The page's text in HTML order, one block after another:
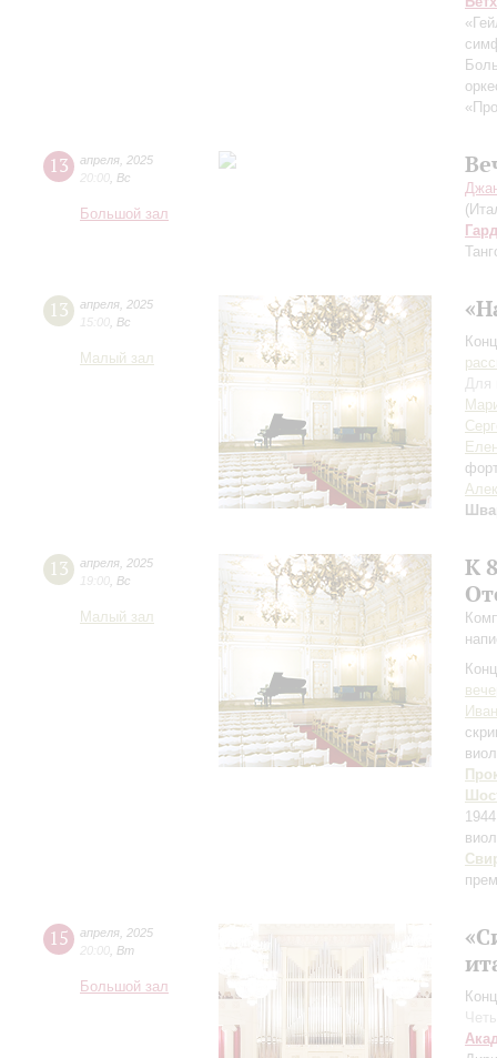
13 апреля 2025
20:00 Вс
Большой зал
13 апреля 2025
15:00 Вс
Малый зал
Для
13 апреля 2025
19:00 Вс
Малый зал
К
15 апреля 2025
20:00 Вт
Большой зал